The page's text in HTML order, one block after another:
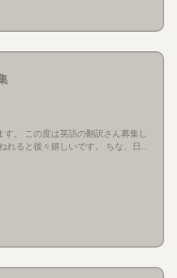
と動く
募集し
あと２か月内には何とかスチーム
替えれます
ん。 要は、その時に英
めない方のために、 声でアイ
ょっときゅうりが思いつきました。